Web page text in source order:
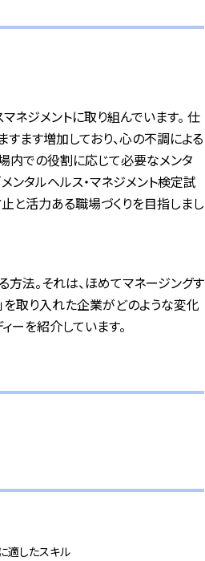
ネジメントに取り組んでいます。 仕
ます増加しており、心の不調による
内での役割に応じて必要なメンタ
ンタルヘルス・マネジメント検定試
と活力ある職場づくりを目指しまし
方法。それは、ほめてマネージングす
を取り入れた企業がどのような変化
ーを紹介しています。
適したスキル